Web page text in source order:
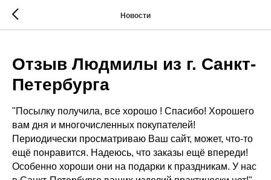
Новости
Отзыв Людмилы из г. Санкт-
Петербурга
"Посылку получила, все хорошо ! Спасибо! Хорошего
вам дня и многочисленных покупателей!
Периодически просматриваю Ваш сайт, может, что-то
ещё понравится. Надеюсь, что заказы ещё впереди!
Особенно хороши они на подарки к праздникам. У нас